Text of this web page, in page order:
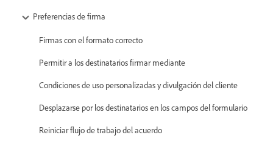
Preferencias de firma
Firmas con el formato correcto
Permitir a los destinatarios firmar mediante
Condiciones de uso personalizadas y divulgación del cliente
Desplazarse por los destinatarios en los campos del formulario
Reiniciar flujo de trabajo del acuerdo